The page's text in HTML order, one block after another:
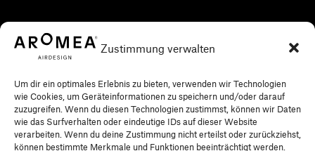
Zustimmung verwalten
Um dir ein optimales Erlebnis zu bieten, verwenden wir Technologien
wie Cookies, um Geräteinformationen zu speichern und/oder darauf
zuzugreifen. Wenn du diesen Technologien zustimmst, können wir Daten
wie das Surfverhalten oder eindeutige IDs auf dieser Website
verarbeiten. Wenn du deine Zustimmung nicht erteilst oder zurückziehst,
können bestimmte Merkmale und Funktionen beeinträchtigt werden.